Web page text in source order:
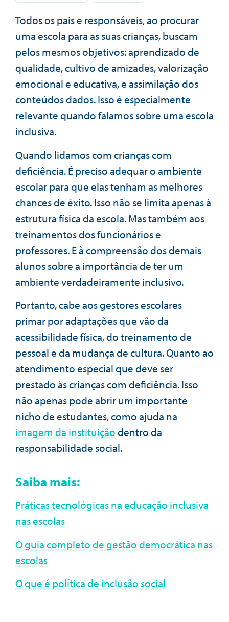
Todos os pais e responsáveis, ao procurar
uma escola para as suas crianças, buscam
pelos mesmos objetivos: aprendizado de
qualidade, cultivo de amizades, valorização
emocional e educativa, e assimilação dos
conteúdos dados. Isso é especialmente
relevante quando falamos sobre uma escola
inclusiva.
Quando lidamos com crianças com
deficiência. É preciso adequar o ambiente
escolar para que elas tenham as melhores
chances de êxito. Isso não se limita apenas à
estrutura física da escola. Mas também aos
treinamentos dos funcionários e
professores. E à compreensão dos demais
alunos sobre a importância de ter um
ambiente verdadeiramente inclusivo.
Portanto, cabe aos gestores escolares
primar por adaptações que vão da
acessibilidade física, do treinamento de
pessoal e da mudança de cultura. Quanto ao
atendimento especial que deve ser
prestado às crianças com deficiência. Isso
não apenas pode abrir um importante
nicho de estudantes, como ajuda na
imagem da instituiçãodentro da
responsabilidade social.
Saiba mais:
Práticas tecnológicas na educação inclusiva
nas escolas
O guia completo de gestão democrática nas
escolas
O que é política de inclusão social